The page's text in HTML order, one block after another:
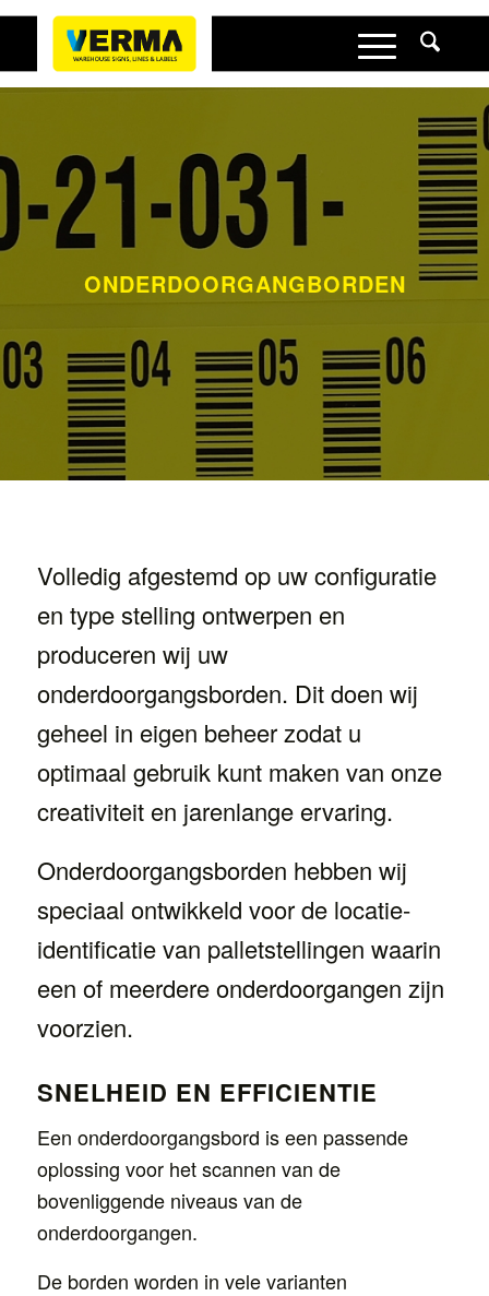
ONDERDOORGANGBORDEN
Volledig afgestemd op uw configuratie
en type stelling ontwerpen en
produceren wij uw
onderdoorgangsborden. Dit doen wij
geheel in eigen beheer zodat u
optimaal gebruik kunt maken van onze
creativiteit en jarenlange ervaring.
Onderdoorgangsborden hebben wij
speciaal ontwikkeld voor de locatie-
identificatie van palletstellingen waarin
een of meerdere onderdoorgangen zijn
voorzien.
SNELHEID EN EFFICIENTIE
Een onderdoorgangsbord is een passende
oplossing voor het scannen van de
bovenliggende niveaus van de
onderdoorgangen.
De borden worden in vele varianten